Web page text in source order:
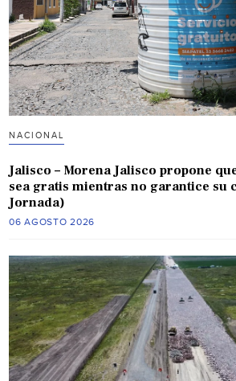
NACIONAL
Jalisco – Morena Jalisco propone
sea gratis mientras no garantice su
Jornada)
06 AGOSTO 2026